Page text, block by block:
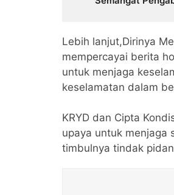
Lebih lanjut,Dirinya
mempercayai berita
untuk menjaga
keselamatan dalam
KRYD dan Cipta
upaya untuk menjaga
timbulnya tindak